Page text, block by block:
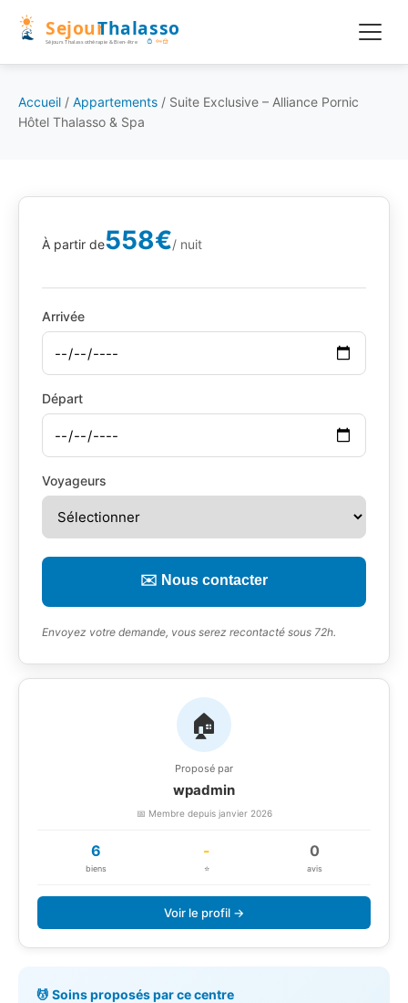
Accueil / Appartements / Suite Exclusive – Alliance Pornic
Hôtel Thalasso & Spa
À partir de558€/ nuit
Arrivée
Départ
Voyageurs
✉️ Nous contacter
Envoyez votre demande, vous serez recontacté sous 72h.
🏠
Proposé par
wpadmin
📅 Membre depuis janvier 2026
6
biens
-
⭐
0
avis
Voir le profil →
💆 Soins proposés par ce centre